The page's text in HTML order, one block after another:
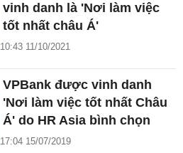
vinh danh là 'Nơi làm việc
tốt nhất châu Á'
10:43 11/10/2021
VPBank được vinh danh
'Nơi làm việc tốt nhất Châu
Á' do HR Asia bình chọn
17:04 15/07/2019